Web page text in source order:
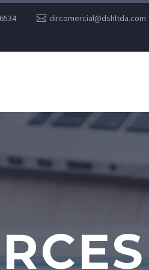
dircomercial@dshltda.com